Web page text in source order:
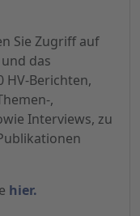
Sie Zugriff auf
das
HV-Berichten,
,
Interviews, zu
hier.